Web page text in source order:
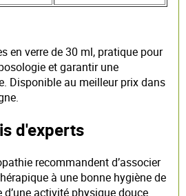
en verre de 30 ml, pratique pour
et garantir une
Disponible au meilleur prix dans
d'experts
recommandent d’associer
à une bonne hygiène de
activité physique douce